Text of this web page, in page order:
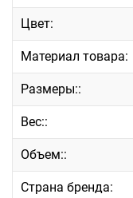
Цвет:
Материал товара:
Размеры::
Вес::
Объем::
Страна бренда: